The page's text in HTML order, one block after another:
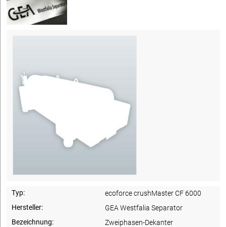
Typ:
ecoforce crushMaster CF 6000
Hersteller:
GEA Westfalia Separator
Bezeichnung:
Zweiphasen-Dekanter